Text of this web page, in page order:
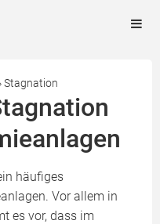
Stagnation
häufiges
Vor allem in
es vor, dass im